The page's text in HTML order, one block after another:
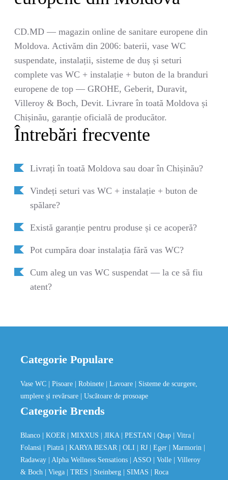
CD.MD — magazin online de sanitare europene din
Moldova. Activăm din 2006: baterii, vase WC
suspendate, instalații, sisteme de duș și seturi
complete vas WC + instalație + buton de la branduri
europene de top — GROHE, Geberit, Duravit,
Villeroy & Boch, Devit. Livrare în toată Moldova și
Chișinău, garanție oficială de producător.
Întrebări frecvente
Livrați în toată Moldova sau doar în Chișinău?
Vindeți seturi vas WC + instalație + buton de
spălare?
Există garanție pentru produse și ce acoperă?
Pot cumpăra doar instalația fără vas WC?
Cum aleg un vas WC suspendat — la ce să fiu
atent?
Categorie Populare
Vase WC | Pisoare | Robinete | Lavoare
| Sisteme de scurgere,
umplere și revărsare
| Uscătoare de prosoape
Categorie Brends
Blanco | KOER | MIXXUS | JIKA | PESTAN | Qtap | Vitra
Folansi
| Piatră | KARYA BESAR | OLI | RJ | Eger | Marmorin
Radaway
| Alpha Wellness Sensations | ASSO | Volle
| Villeroy
& Boch
| Viega | TRES | Steinberg | SIMAS | Roca